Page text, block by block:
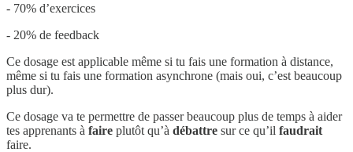
- 70% d’exercices
- 20% de feedback
Ce dosage est applicable même si tu fais une formation à distance,
même si tu fais une formation asynchrone (mais oui, c’est beaucoup
plus dur).
Ce dosage va te permettre de passer beaucoup plus de temps à aider
tes apprenants à faire plutôt qu’à débattre sur ce qu’il faudrait
faire.